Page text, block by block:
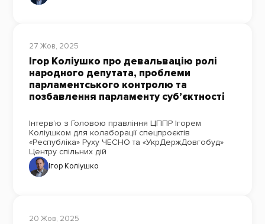
27 Жов, 2025
Ігор Коліушко про девальвацію ролі
народного депутата, проблеми
парламентського контролю та
позбавлення парламенту суб’єктності
Інтерв’ю з Головою правління ЦППР Ігорем
Коліушком для колаборації спецпроєктів
«Республіка» Руху ЧЕСНО та «УкрДержДовгобуд»
Центру спільних дій
Ігор Коліушко
20 Жов, 2025